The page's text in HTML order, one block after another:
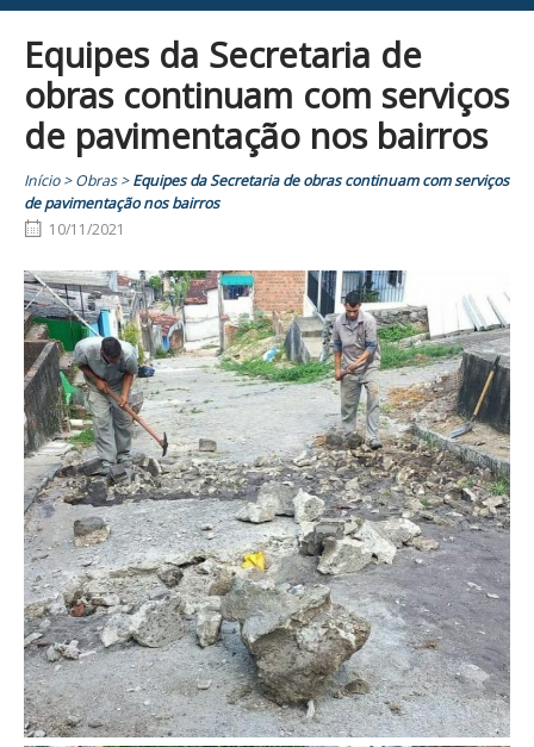
Equipes da Secretaria de
obras continuam com serviços
de pavimentação nos bairros
Início>Obras>Equipes da Secretaria de obras continuam com serviços
de pavimentação nos bairros
10/11/2021